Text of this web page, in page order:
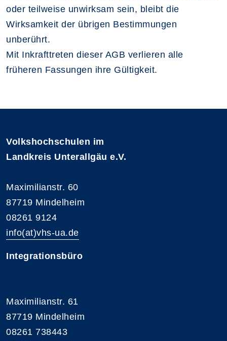
oder teilweise unwirksam sein, bleibt die
Wirksamkeit der übrigen Bestimmungen
unberührt.
Mit Inkrafttreten dieser AGB verlieren alle
früheren Fassungen ihre Gültigkeit.
Volkshochschulen im
Landkreis Unterallgäu e.V.
Maximilianstr. 60
87719 Mindelheim
08261 9124
info(at)vhs-ua.de
Integrationsbüro
Maximilianstr. 61
87719 Mindelheim
08261 738443